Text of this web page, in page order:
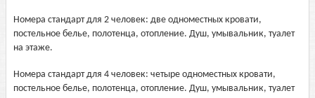
Номера стандарт для 2 человек: две одноместных кровати,
постельное белье, полотенца, отопление. Душ, умывальник, туалет
на этаже.
Номера стандарт для 4 человек: четыре одноместных кровати,
постельное белье, полотенца, отопление. Душ, умывальник, туалет